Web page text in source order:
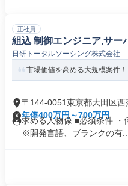
正社員
組込 制御エンジニア,サー
日研トータルソーシング株式会社
市場価値を高める大規模案件
〒144-0051東京都大田区西
年俸400万円～700万円
求める人物像 ■必須条件 ・
※開発言語、ブランクの有...